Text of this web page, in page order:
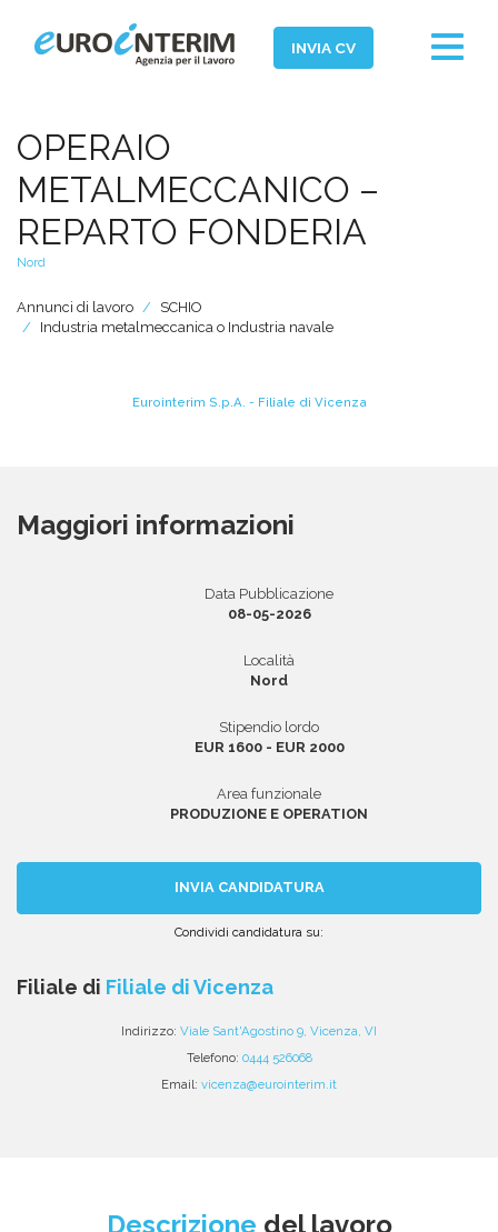
INVIA CV
Toggle
Chi Siamo
Aziende
Persone
Servizi
Filiali
News ed Eventi
OPERAIO
METALMECCANICO –
REPARTO FONDERIA
Nord
Annunci di lavoro
SCHIO
Industria metalmeccanica o Industria navale
Eurointerim S.p.A. - Filiale di Vicenza
Maggiori informazioni
Data Pubblicazione
08-05-2026
Località
Nord
Stipendio lordo
EUR 1600 - EUR 2000
Area funzionale
PRODUZIONE E OPERATION
INVIA CANDIDATURA
Condividi candidatura su:
email
Facebook
Twitter
Linkedin
WhatsApp
Filiale di Filiale di Vicenza
Indirizzo: Viale Sant'Agostino 9, Vicenza, VI
Telefono: 0444 526068
Email: vicenza@eurointerim.it
Descrizione del lavoro